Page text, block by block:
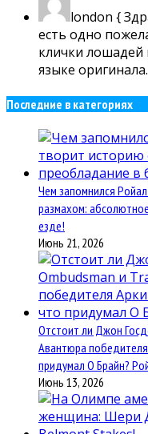
london {
есть одно
клички лошадей
языке
Последние в категориях
Чем запомнился
размахом:
езде!
Июнь 21, 2026
Отстоит ли Джон
Авантюра
придумал О Брайн?
Июнь 13, 2026